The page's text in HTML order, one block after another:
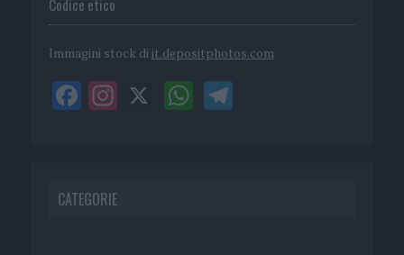
Codice etico
Immagini stock di it.depositphotos.com
CATEGORIE